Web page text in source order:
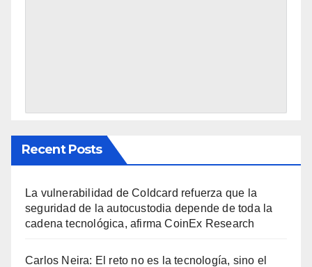
Recent Posts
La vulnerabilidad de Coldcard refuerza que la
seguridad de la autocustodia depende de toda la
cadena tecnológica, afirma CoinEx Research
Carlos Neira: El reto no es la tecnología, sino el